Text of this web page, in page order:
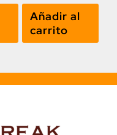
Añadir al
carrito